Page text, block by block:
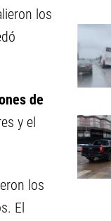
los
de
y el
los
El